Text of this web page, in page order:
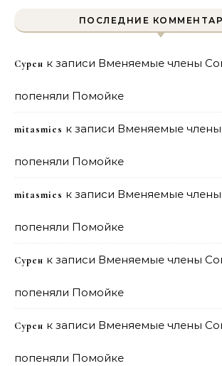
ПОСЛЕДНИЕ
Сурен к записи Вменяемые члены
попеняли Помойке
mitasmies к записи Вменяемые
попеняли Помойке
mitasmies к записи Вменяемые
попеняли Помойке
Сурен к записи Вменяемые члены
попеняли Помойке
Сурен к записи Вменяемые члены
попеняли Помойке